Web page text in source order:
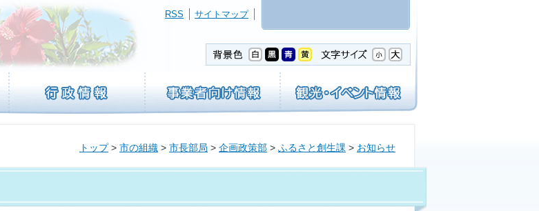
サイトマップ
RSS
トップ> 市の組織 > 市長部局 > 企画政策部 > ふるさと創生課 > お知らせ